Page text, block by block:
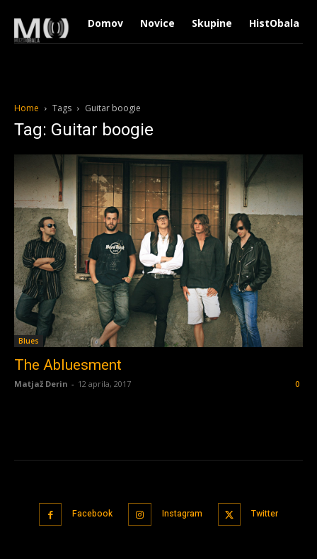
Domov Novice Skupine HistObala
Home Tags Guitar boogie
Tag: Guitar boogie
Blues
The Abluesment
Matjaž Derin - 12 aprila, 2017 0
Facebook Instagram Twitter